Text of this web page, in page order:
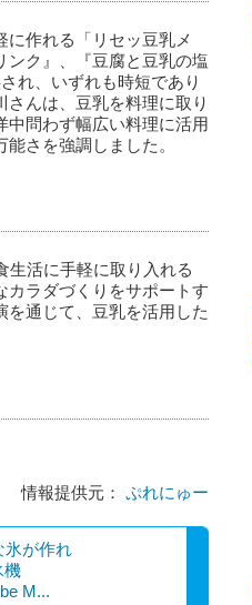
作れる「リセッ豆乳メ
ンク』、『豆腐と豆乳の塩
れ、いずれも時短であり
んは、豆乳を料理に取り
中問わず幅広い料理に活用
さを強調しました。
生活に手軽に取り入れる
カラダづくりをサポートす
を通じて、豆乳を活用した
情報提供元： ぷれにゅー
氷が作れ
機
M...